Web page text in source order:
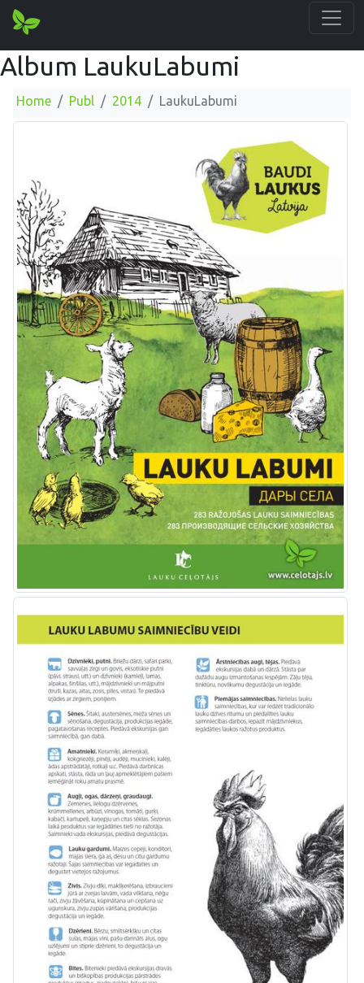
Album LaukuLabumi
Home Publ 2014 LaukuLabumi